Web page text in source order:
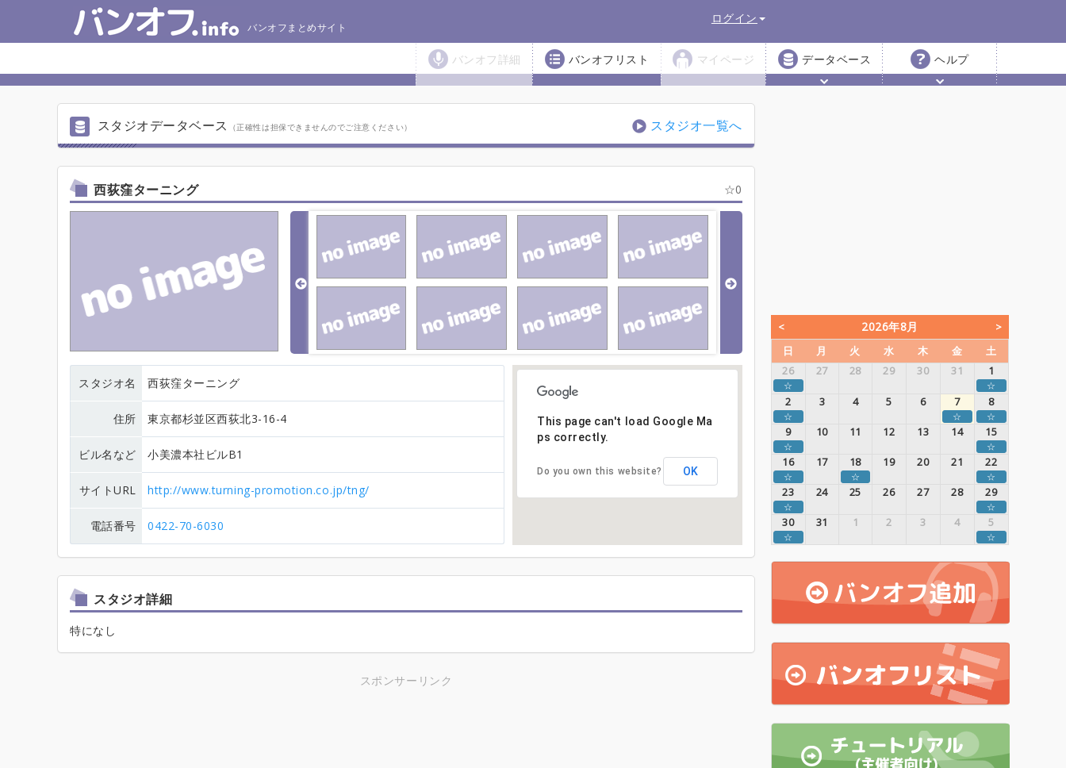
バンオフまとめサイト
ログイン
バンオフ詳細 バンオフリスト マイページ データベース ヘルプ
スタジオデータベース （正確性は担保できませんのでご注意ください） スタジオ一覧へ
西荻窪ターニング 0
スタジオ名 西荻窪ターニング
住所 東京都杉並区西荻北3-16-4
ビル名など 小美濃本社ビルB1
サイトURL http://www.turning-promotion.co.jp/tng/
電話番号 0422-70-6030
This page can't load Google Ma
ps correctly.
Do you own this website? OK
スタジオ詳細
特になし
スポンサーリンク
2026年8月
日 月 火 水 木 金
土
26
27 28 29 30 31 1
☆ ☆
2 3 4 5 6 7 8
☆ ☆ ☆
9 10 11 12 13 14 15
☆ ☆
16 17 18 19 20 21 22
☆ ☆ ☆
23 24 25 26 27 28 29
☆ ☆
30 31 1 2 3 4 5
☆ ☆